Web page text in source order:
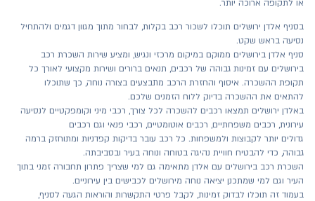
או לתקופה ארוכה יותר.
בסניף אלדן ירושלים תוכלו לשכור רכב בקלות, לבחור מתוך מגוון דגמים ולהתחיל
נסיעה בראש שקט.
סניף אלדן בירושלים ממוקם במיקום מרכזי ונגיש, ומציע שירות השכרת רכב
בירושלים עם זמינות גבוהה של רכבים, תנאים ברורים ושירות מקצועי לאורך כל
תקופת ההשכרה. איסוף והחזרת הרכב מתבצעים בצורה נוחה, כך שתוכלו
להתאים את ההשכרה בדיוק ללוח הזמנים שלכם.
באלדן ירושלים תמצאו רכבים להשכרה לכל צורך, רכבי מיני וקומפקטיים לנסיעה
עירונית, רכבים משפחתיים, רכבים אוטומטיים, רכבי פנאי וגם רכבים
גדולים יותר לקבוצות ולמשפחות. כל רכב עובר בדיקות קפדניות ומתוחזק ברמה
גבוהה, כדי להבטיח חוויית נהיגה בטוחה ונוחה בעיר ובסביבתה.
השכרת רכב בירושלים עם אלדן מתאימה גם למי שצריך פתרון תחבורה זמני בתוך
העיר וגם למי שמתכנן יציאה נוחה מירושלים לכבישים בין עירוניים.
בעמוד זה תוכלו לבדוק זמינות, לקבל פרטי התקשרות והוראות הגעה לסניף,